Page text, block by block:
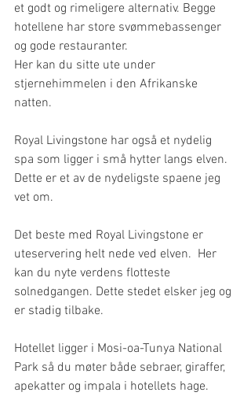
et godt og rimeligere alternativ. Begge
hotellene har store svømmebassenger
og gode restauranter.
Her kan du sitte ute under
stjernehimmelen i den Afrikanske
natten.
Royal Livingstone har også et nydelig
spa som ligger i små hytter langs elven.
Dette er et av de nydeligste spaene jeg
vet om.
Det beste med Royal Livingstone er
uteservering helt nede ved elven.  Her
kan du nyte verdens flotteste
solnedgangen. Dette stedet elsker jeg og
er stadig tilbake.
Hotellet ligger i Mosi-oa-Tunya National
Park så du møter både sebraer, giraffer,
apekatter og impala i hotellets hage.